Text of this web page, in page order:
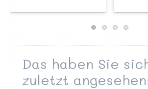
unserer Kinderschmuck
pink
Das haben Sie
zuletzt